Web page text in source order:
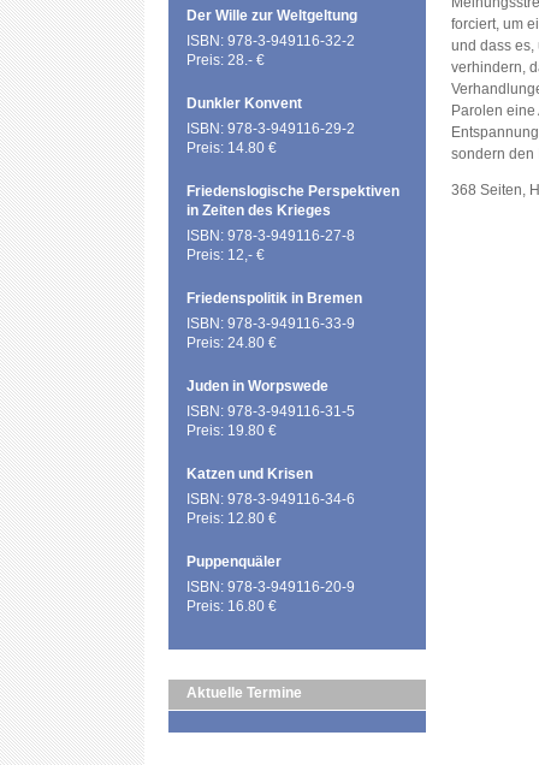
Der Wille zur Weltgeltung
ISBN: 978-3-949116-32-2
Preis: 28.- €
Dunkler Konvent
ISBN: 978-3-949116-29-2
Preis: 14.80 €
Friedenslogische Perspektiven
in Zeiten des Krieges
ISBN: 978-3-949116-27-8
Preis: 12,- €
Friedenspolitik in Bremen
ISBN: 978-3-949116-33-9
Preis: 24.80 €
Juden in Worpswede
ISBN: 978-3-949116-31-5
Preis: 19.80 €
Katzen und Krisen
ISBN: 978-3-949116-34-6
Preis: 12.80 €
Puppenquäler
ISBN: 978-3-949116-20-9
Preis: 16.80 €
Aktuelle Termine
forciert, um
und dass es,
verhindern,
Parolen
sondern den
368 Seiten,